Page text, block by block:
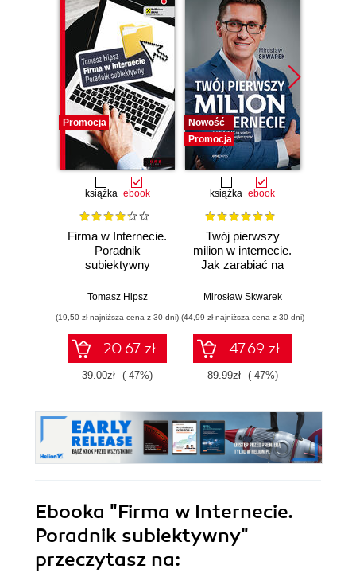
Promocja
książka ebook
Firma w Internecie.
Poradnik
subiektywny
Tomasz Hipsz
(19,50 zł najniższa cena z 30 dni)
20.67 zł
39.00zł (-47%)
Nowość
Promocja
książka ebook
Twój pierwszy
milion w internecie.
Jak zarabiać na
maksymalnie
potencjał
Mirosław Skwarek
(44,99 zł najniższa cena z 30 dni)
47.69 zł
89.99zł (-47%)
Ebooka "Firma w Internecie.
Poradnik subiektywny"
przeczytasz na: